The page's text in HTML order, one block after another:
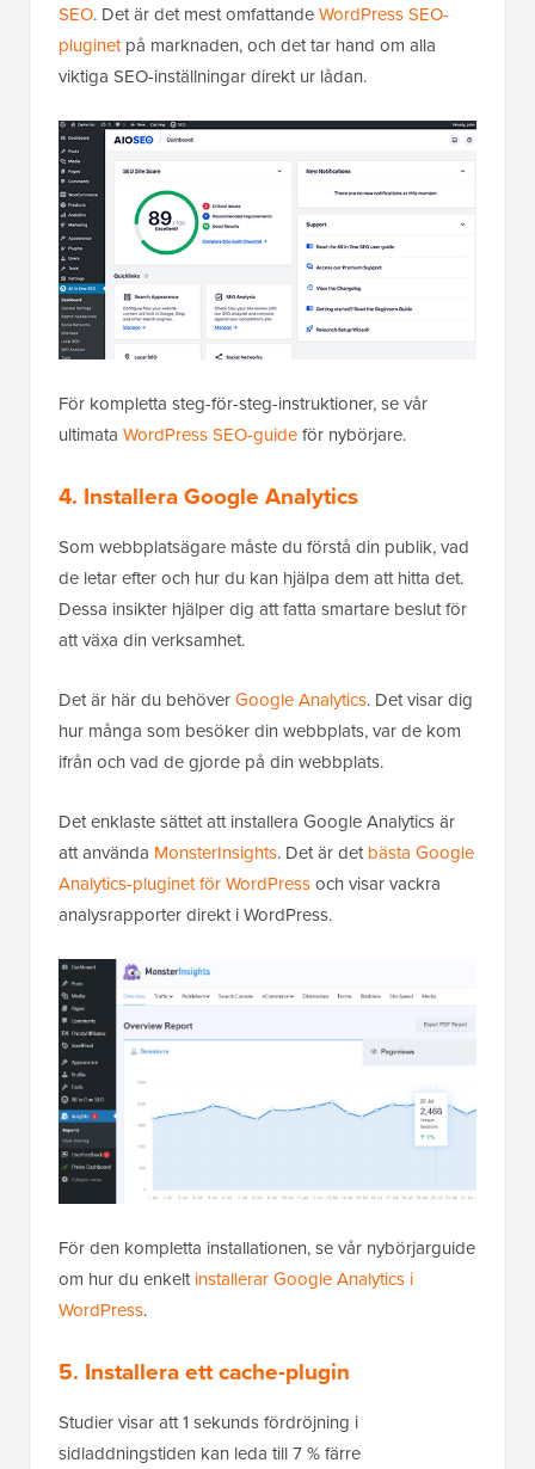
SEO. Det är det mest omfattandeWordPress SEO-
pluginetpå marknaden, och det tar hand om alla
viktiga SEO-inställningar direkt ur lådan.
För kompletta steg-för-steg-instruktioner, se vår
ultimata WordPress SEO-guideför nybörjare.
4. Installera Google Analytics
Som webbplatsägare måste du förstå din publik, vad
de letar efter och hur du kan hjälpa dem att hitta det.
Dessa insikter hjälper dig att fatta smartare beslut för
att växa din verksamhet.
Det är här du behöverGoogle Analytics. Det visar dig
hur många som besöker din webbplats, var de kom
ifrån och vad de gjorde på din webbplats.
Det enklaste sättet att installera Google Analytics är
att använda MonsterInsights. Det är detbästa Google
Analytics-pluginet för WordPressoch visar vackra
analysrapporter direkt i WordPress.
För den kompletta installationen, se vår nybörjarguide
om hur du enkeltinstallerar Google Analytics i
WordPress.
5. Installera ett cache-plugin
Studier visar att 1 sekunds fördröjning i
sidladdningstiden kan leda till 7 % färre